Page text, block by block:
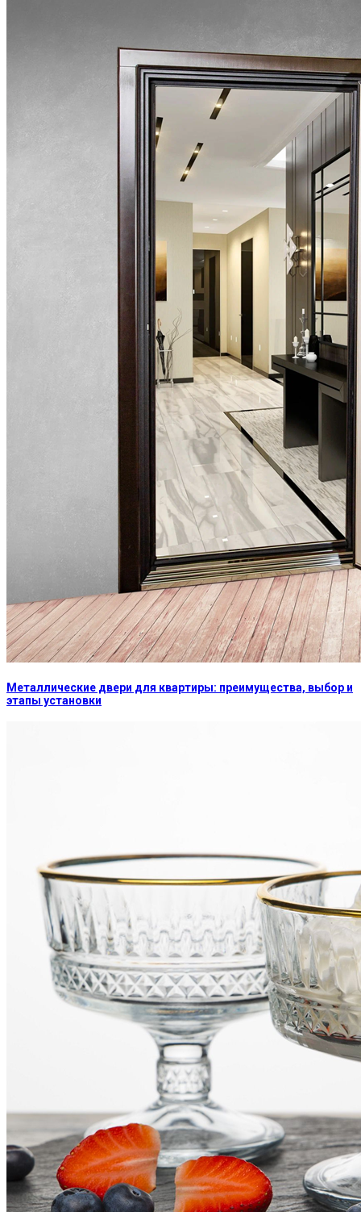
Металлические двери для квартиры: преимущества, выбор и
этапы установки